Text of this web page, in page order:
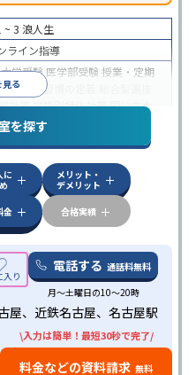
る
~ 3 浪人生
ライン指導
大学受験 医学部受験 授業・定期
策 学習習慣の定着
対策学校別特化対策国公立大
スト対策
英語・英会話特化
授業の振替可能 不登校生に対
1科目から受講可能発達障害の
を探す
に
メリット・
デメリット
金 合格実績
電話する 通話料無料
月～土曜日の10～20時
屋、近鉄名古屋、名古屋駅
\入力は簡単！最短30秒で完了/
料金などの資料請求 無料